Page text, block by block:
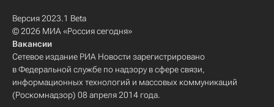
Версия 2023.1 Beta
© 2026 МИА «Россия сегодня»
Вакансии
Сетевое издание РИА Новости зарегистрировано
в Федеральной службе по надзору в сфере связи,
информационных технологий и массовых коммуникаций
(Роскомнадзор) 08 апреля 2014 года.